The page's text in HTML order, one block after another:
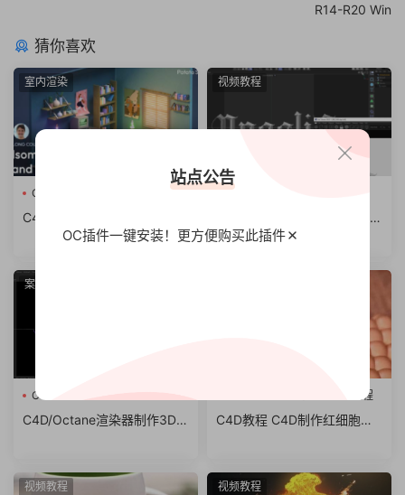
R14-R20 Win
猜你喜欢
室内渲染
C4D教程
C4D/OC渲染器制作等轴2.5D
房子建模渲染教程How to Ma
ema 4D and Octane
3
视频教程
C4D教程
C4D/Octane渲染器制作3D色
度气球文字教程Chromatic B
案例
C4D插件
C4D/Octane渲染器制作3D色
D
动画教程
C4D教程 C4D制作红细胞血
视频教程 视频教程
站点公告
OC插件一键安装！更方便购买此插件